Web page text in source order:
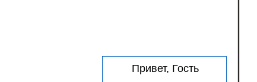
Привет, Гость